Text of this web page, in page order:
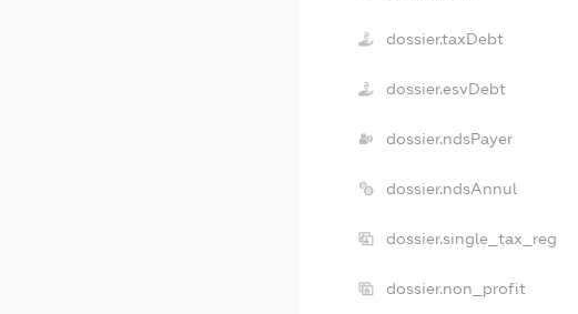
dossier.taxDebt
dossier.esvDebt
dossier.ndsPayer
dossier.ndsAnnul
dossier.single_tax_reg
dossier.non_profit